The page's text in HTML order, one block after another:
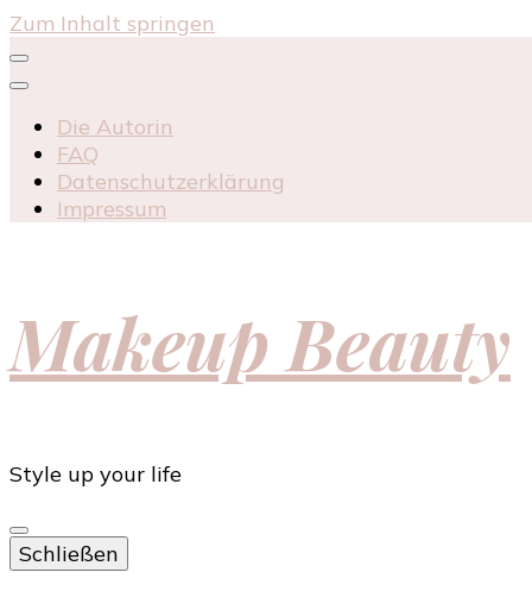
Zum Inhalt springen
Die Autorin
FAQ
Datenschutzerklärung
Impressum
Makeup Beauty
Style up your life
Schließen